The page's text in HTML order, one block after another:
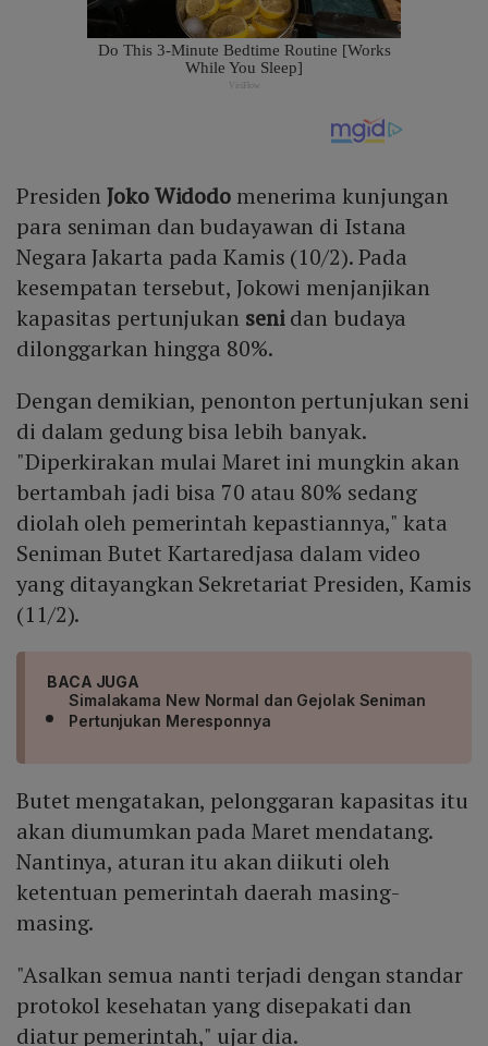
PresidenJoko Widodo menerima kunjungan
para seniman dan budayawan di Istana
Negara Jakarta pada Kamis (10/2). Pada
kesempatan tersebut, Jokowi menjanjikan
kapasitas pertunjukan senidan budaya
dilonggarkan hingga 80%.
Dengan demikian, penonton pertunjukan seni
di dalam gedung bisa lebih banyak.
"Diperkirakan mulai Maret ini mungkin akan
bertambah jadi bisa 70 atau 80% sedang
diolah oleh pemerintah kepastiannya," kata
Seniman Butet Kartaredjasa dalam video
yang ditayangkan Sekretariat Presiden, Kamis
(11/2).
BACA JUGA
Simalakama New Normal dan Gejolak Seniman
Pertunjukan Meresponnya
Butet mengatakan, pelonggaran kapasitas itu
akan diumumkan pada Maret mendatang.
Nantinya, aturan itu akan diikuti oleh
ketentuan pemerintah daerah masing-
masing.
"Asalkan semua nanti terjadi dengan standar
protokol kesehatan yang disepakati dan
diatur pemerintah," ujar dia.